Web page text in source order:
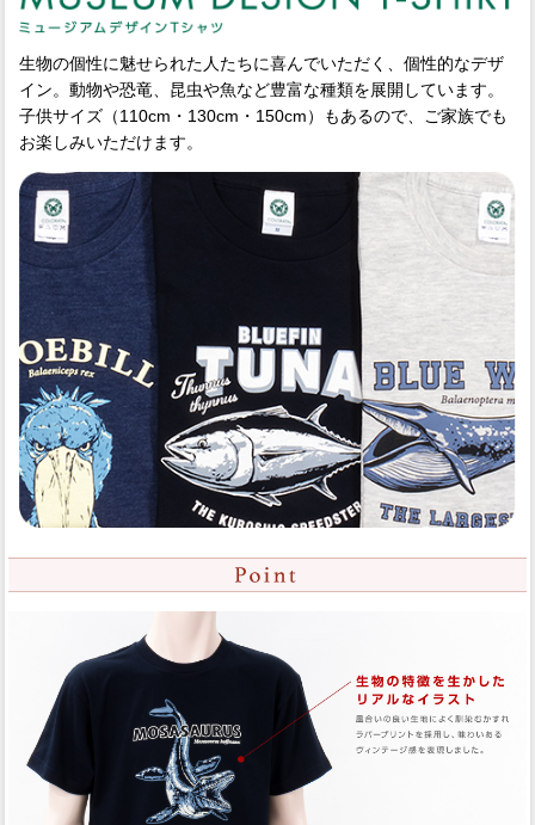
生物の個性に魅せられた人たちに喜んでいただく、個性的なデザ
イン。動物や恐竜、昆虫や魚など豊富な種類を展開しています。
子供サイズ（110cm・130cm・150cm）もあるので、ご家族でも
お楽しみいただけます。